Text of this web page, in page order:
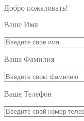
Добро пожаловать!
Ваше Имя
Ваша Фамилия
Ваше Телефон